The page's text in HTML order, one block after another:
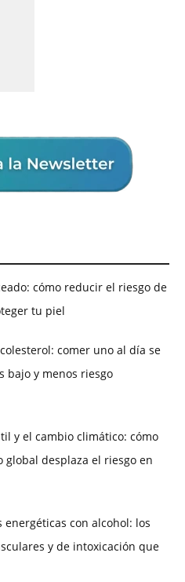
cómo reducir el riesgo de
tu piel
comer uno al día se
bajo y menos riesgo
y el cambio climático: cómo
global desplaza el riesgo en
energéticas con alcohol: los
y de intoxicación que